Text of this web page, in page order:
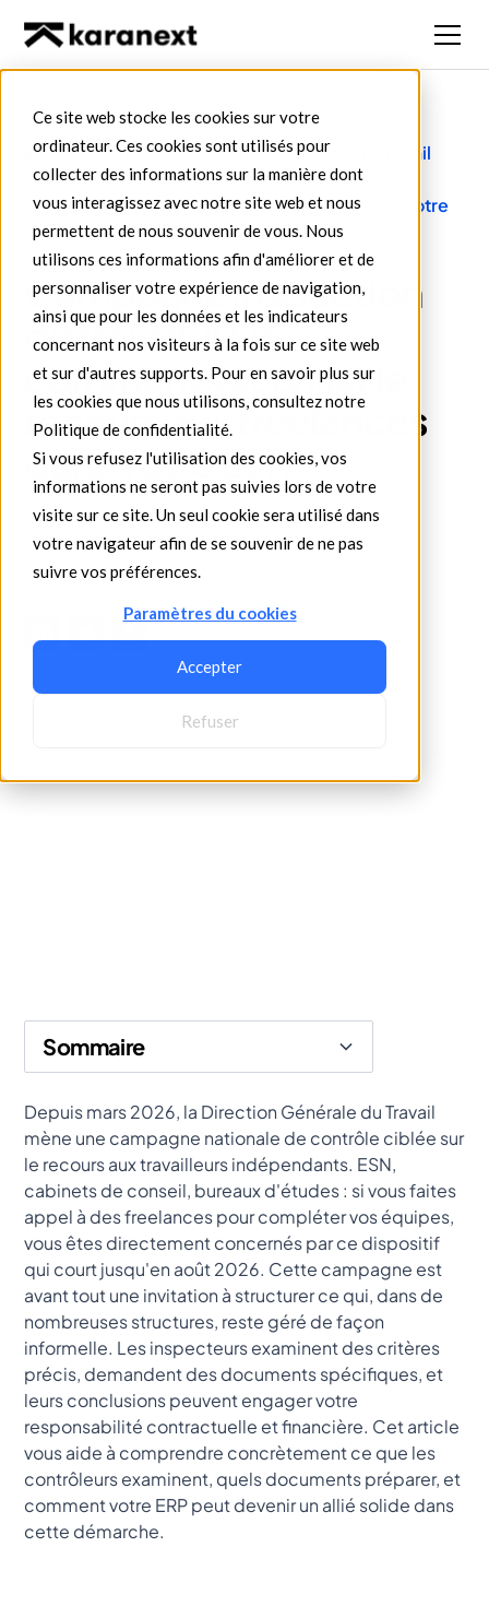
Ce site web stocke les cookies sur votre
ordinateur. Ces cookies sont utilisés pour
collecter des informations sur la manière dont
vous interagissez avec notre site web et nous
permettent de nous souvenir de vous. Nous
utilisons ces informations afin d'améliorer et de
personnaliser votre expérience de navigation,
ainsi que pour les données et les indicateurs
concernant nos visiteurs à la fois sur ce site web
et sur d'autres supports. Pour en savoir plus sur
les cookies que nous utilisons, consultez notre
Politique de confidentialité.
Si vous refusez l'utilisation des cookies, vos
informations ne seront pas suivies lors de votre
visite sur ce site. Un seul cookie sera utilisé dans
votre navigateur afin de se souvenir de ne pas
suivre vos préférences.
Paramètres du cookies
Accepter
Refuser
Blog ESN
Campagne Inspection du travail
2026 : comment sécuriser le
recours aux freelances dans votre
ESN
Campagne Inspection
du travail 2026 :
comment sécuriser le
recours aux freelances
dans votre ESN
Christian VERDIER
3/6/2026
Sommaire
Heading 2
Depuis mars 2026, la Direction Générale du Travail
mène une campagne nationale de contrôle ciblée sur
le recours aux travailleurs indépendants. ESN,
cabinets de conseil, bureaux d'études : si vous faites
appel à des freelances pour compléter vos équipes,
vous êtes directement concernés par ce dispositif
qui court jusqu'en août 2026. Cette campagne est
avant tout une invitation à structurer ce qui, dans de
nombreuses structures, reste géré de façon
informelle. Les inspecteurs examinent des critères
précis, demandent des documents spécifiques, et
leurs conclusions peuvent engager votre
responsabilité contractuelle et financière. Cet article
vous aide à comprendre concrètement ce que les
contrôleurs examinent, quels documents préparer, et
comment votre ERP peut devenir un allié solide dans
cette démarche.